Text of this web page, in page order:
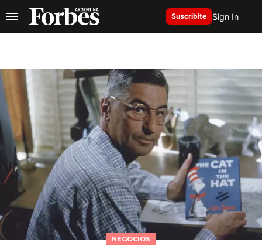
Suscribite Sign In
NEGOCIOS